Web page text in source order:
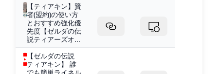
【ティアキン】賢
者(盟約)の使い方
とおすすめ強化優
先度【ゼルダの伝
説ティアーズオ...
【ゼルダの伝説
ティアキン】 誰